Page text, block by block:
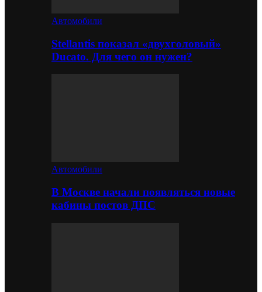
Автомобили
Stellantis показал «двухголовый»
Ducato. Для чего он нужен?
Автомобили
В Москве начали появляться новые
кабины постов ДПС